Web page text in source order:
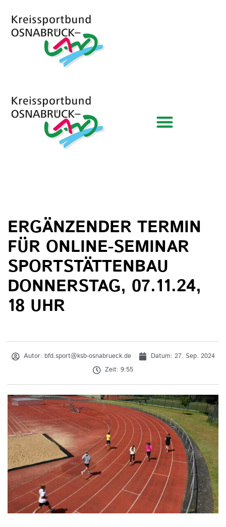
ERGÄNZENDER TERMIN
FÜR ONLINE-SEMINAR
SPORTSTÄTTENBAU
DONNERSTAG, 07.11.24,
18 UHR
Autor: bfd.sport@ksb-osnabrueck.de Datum: 27. Sep. 2024
Zeit: 9:55